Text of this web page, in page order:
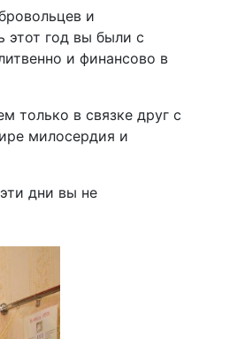
и
этот год вы были с
и финансово в
только в связке друг с
милосердия и
дни вы не